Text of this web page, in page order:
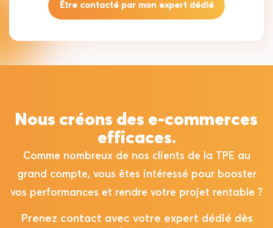
Nous créons des e-commerces
efficaces.
Comme nombreux de nos clients de la TPE au
grand compte, vous êtes intéressé pour booster
vos performances et rendre votre projet rentable ?
Prenez contact avec votre expert dédié dès